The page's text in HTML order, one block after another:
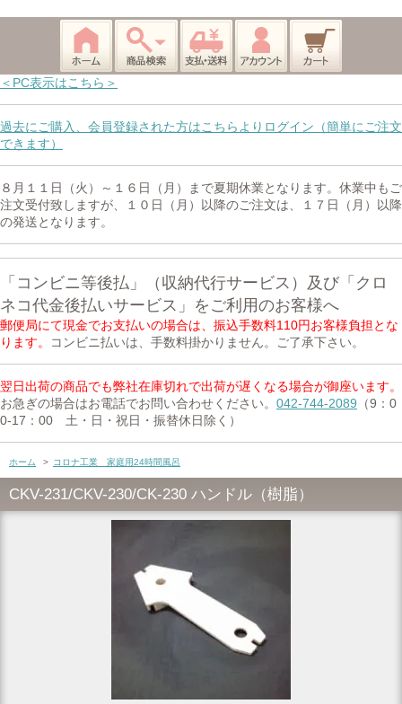
＜PC表示はこちら＞
過去にご購入、会員登録された方はこちらよりログイン（簡単にご注文
できます）
８月１１日（火）～１６日（月）まで夏期休業となります。休業中もご
注文受付致しますが、１０日（月）以降のご注文は、１７日（月）以降
の発送となります。
「コンビニ等後払」（収納代行サービス）及び「クロ
ネコ代金後払いサービス」をご利用のお客様へ
郵便局にて現金でお支払いの場合は、振込手数料110円お客様負担とな
ります。
コンビニ払いは、手数料掛かりません。ご了承下さい。
翌日出荷の商品でも弊社在庫切れで出荷が遅くなる場合が御座います。
お急ぎの場合はお電話でお問い合わせください。 042-744-2089 （9：0
0-17：00 土・日・祝日・振替休日除く）
ホーム > コロナ工業 家庭用24時間風呂
CKV-231/CKV-230/CK-230 ハンドル（樹脂）